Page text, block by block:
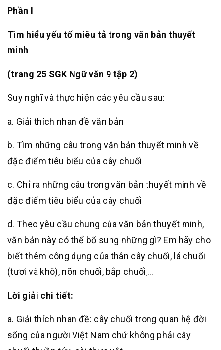
Phần I
Tìm hiểu yếu tố miêu tả trong văn bản thuyết
minh
(trang 25 SGK Ngữ văn 9 tập 2)
Suy nghĩ và thực hiện các yêu cầu sau:
a. Giải thích nhan đề văn bản
b. Tìm những câu trong văn bản thuyết minh về
đặc điểm tiêu biểu của cây chuối
c. Chỉ ra những câu trong văn bản thuyết minh về
đặc điểm tiêu biểu của cây chuối
d. Theo yêu cầu chung của văn bản thuyết minh,
văn bản này có thể bổ sung những gì? Em hãy cho
biết thêm công dụng của thân cây chuối, lá chuối
(tươi và khô), nõn chuối, bắp chuối,…
Lời giải chi tiết:
a. Giải thích nhan đề: cây chuối trong quan hệ đời
sống của người Việt Nam chứ không phải cây